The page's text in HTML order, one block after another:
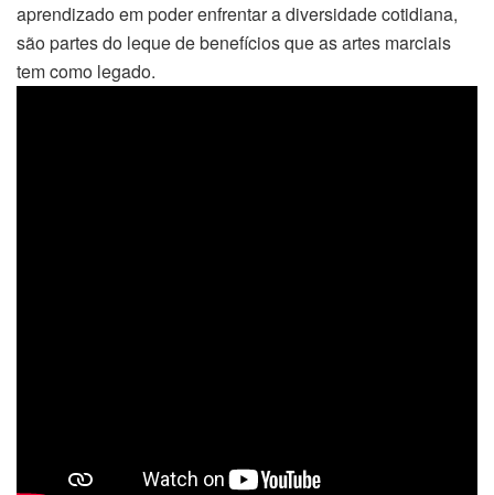
aprendizado em poder enfrentar a diversidade cotidiana,
são partes do leque de benefícios que as artes marciais
tem como legado.